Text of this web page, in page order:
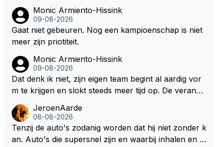
Monic Armiento-Hissink
09-08-2026
Gaat niet gebeuren. Nog een kampioenschap is niet
meer zijn priotiteit.
Monic Armiento-Hissink
09-08-2026
Dat denk ik niet, zijn eigen team begint al aardig vor
m te krijgen en slokt steeds meer tijd op. De verande
en zullen ben ik bang niet het gewenste effect hebb
en. Mocht het wel zo zijn dan zal het 3 jaar zijn, hoo
guit 5 jaar maar echt niet langer. Vergeet niet, hij hee
JeroenAarde
08-08-2026
Tenzij de auto's zodanig worden dat hij niet zonder k
an. Auto's die supersnel zijn en waarbij inhalen en v